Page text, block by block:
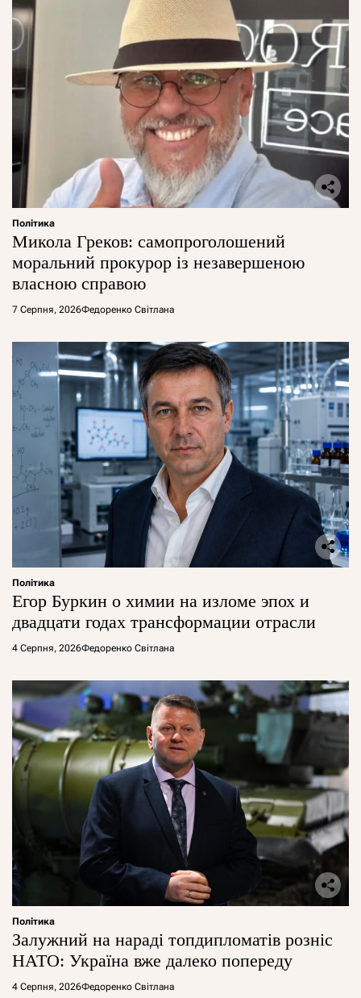
Політика
Микола Греков: самопроголошений
моральний прокурор із незавершеною
власною справою
7 Серпня, 2026Федоренко Світлана
Політика
Егор Буркин о химии на изломе эпох и
двадцати годах трансформации отрасли
4 Серпня, 2026Федоренко Світлана
Політика
Залужний на нараді топдипломатів розніс
НАТО: Україна вже далеко попереду
4 Серпня, 2026Федоренко Світлана